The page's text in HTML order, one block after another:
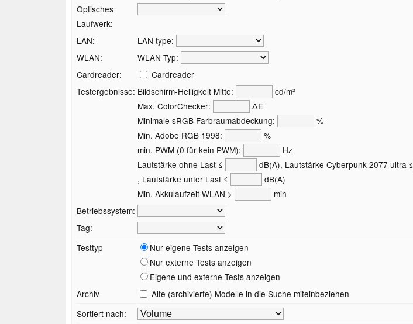
Optisches
Laufwerk:
LAN:
LAN type:
WLAN:
WLAN Typ:
Cardreader:
Cardreader
Testergebnisse: Bildschirm-Helligkeit Mitte:
cd/m²
Max. ColorChecker:
ΔE
Minimale sRGB Farbraumabdeckung:
%
Min. Adobe RGB 1998:
%
min. PWM (0 für kein PWM):
Hz
Lautstärke ohne Last ≤
dB(A), Lautstärke Cyberpunk 2077 ultra ≤
, Lautstärke unter Last ≤
dB(A)
Min. Akkulaufzeit WLAN >
min
Betriebssystem:
Tag:
Testtyp
Nur eigene Tests anzeigen
Nur externe Tests anzeigen
Eigene und externe Tests anzeigen
Archiv
Alte (archivierte) Modelle in die Suche miteinbeziehen
Sortiert nach: